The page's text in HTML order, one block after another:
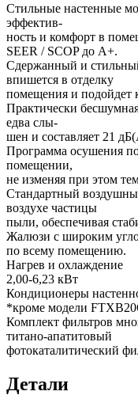
Стильные настенные
эффектив-
ность и комфорт в
SEER / SCOP до A+.
Сдержанный и
впишется в отделку
помещения и подойдет
Практически
едва слы-
шен и составляет 21
Программа осушения
помещении,
не изменяя при этом
Стандартный
воздухе частицы
пыли, обеспечивая
Жалюзи с широким
по всему помещению.
Нагрев и охлаждение
2,00-6,23 кВт
Кондиционеры
*кроме модели
Комплект фильтров
титано-апатитовый
фотокаталитический
Детали